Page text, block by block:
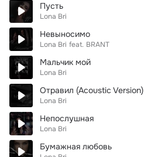
Пусть
Lona Bri
Невыносимо
Lona Bri feat. BRANT
Мальчик мой
Lona Bri
Отравил (Acoustic Version)
Lona Bri
Непослушная
Lona Bri
Бумажная любовь